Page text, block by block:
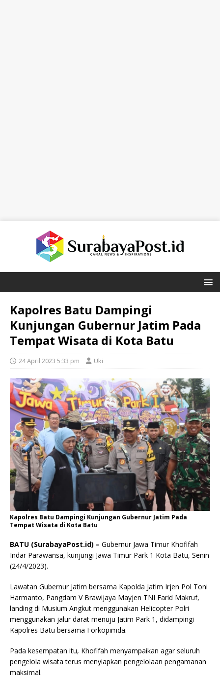
Kapolres Batu Dampingi
Kunjungan Gubernur Jatim Pada
Tempat Wisata di Kota Batu
24 April 2023 5:33 pm Uki
Kapolres Batu Dampingi Kunjungan Gubernur Jatim Pada
Tempat Wisata di Kota Batu
BATU (SurabayaPost.id) – Gubernur Jawa Timur Khofifah
Indar Parawansa, kunjungi Jawa Timur Park 1 Kota Batu, Senin
(24/4/2023).
Lawatan Gubernur Jatim bersama Kapolda Jatim Irjen Pol Toni
Harmanto, Pangdam V Brawijaya Mayjen TNI Farid Makruf,
landing di Musium Angkut menggunakan Helicopter Polri
menggunakan jalur darat menuju Jatim Park 1, didampingi
Kapolres Batu bersama Forkopimda.
Pada kesempatan itu, Khofifah menyampaikan agar seluruh
pengelola wisata terus menyiapkan pengelolaan pengamanan
maksimal.